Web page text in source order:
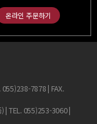
온라인 주문하기
055)238-7878 | FAX.
) | TEL. 055)253-3060 |